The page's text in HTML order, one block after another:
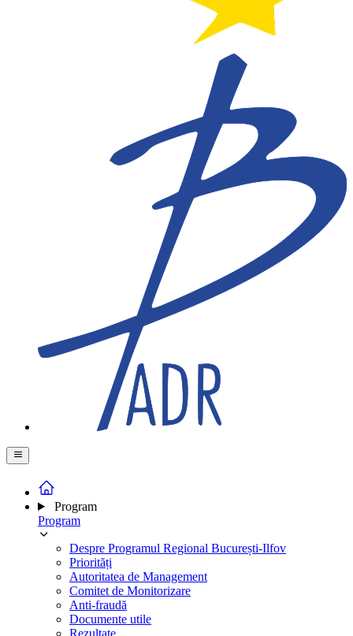
Program
Program
Despre Programul Regional București-Ilfov
Priorități
Autoritatea de Management
Comitet de Monitorizare
Anti-fraudă
Documente utile
Rezultate